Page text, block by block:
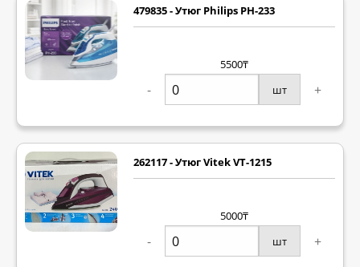
479835 - Утюг Philips PH-233
5500₸
- шт +
262117 - Утюг Vitek VT-1215
5000₸
- шт +